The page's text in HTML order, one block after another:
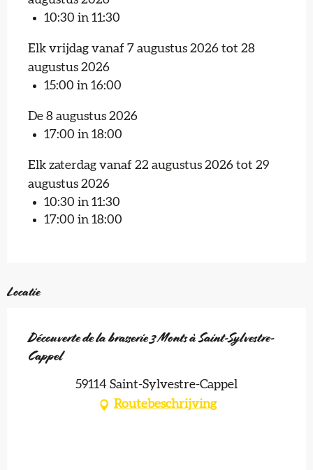
10:30 in 11:30
Elk vrijdag vanaf 7 augustus 2026 tot 28
augustus 2026
15:00 in 16:00
De 8 augustus 2026
17:00 in 18:00
Elk zaterdag vanaf 22 augustus 2026 tot 29
augustus 2026
10:30 in 11:30
17:00 in 18:00
Locatie
Découverte de la brasserie 3 Monts à Saint-Sylvestre-
Cappel
59114 Saint-Sylvestre-Cappel
Routebeschrijving